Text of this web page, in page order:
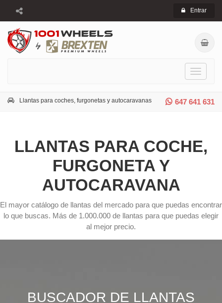
Entrar
Toggle
647 641 631
Llantas para coches, furgonetas y autocaravanas
LLANTAS PARA COCHE,
FURGONETA Y
AUTOCARAVANA
El mayor catálogo de llantas del mercado para que puedas encontrar
lo que buscas. Más de 1.000.000 de llantas para que puedas elegir
al mejor precio.
BUSCADOR DE LLANTAS